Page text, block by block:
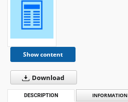
Show content
Download
DESCRIPTION INFORMATION